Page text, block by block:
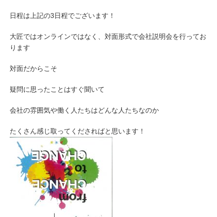
日程は上記の3日程でございます！
大匠ではオンラインではなく、対面形式で会社説明会を行ってお
ります
対面だからこそ
疑問に思ったことはすぐ聞いて
会社の雰囲気や働く人たちはどんな人たちなのか
たくさん感じ取ってくださればと思います！